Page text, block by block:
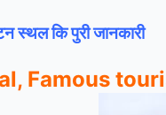
स्थल कि पुरी जानकारी
Famous